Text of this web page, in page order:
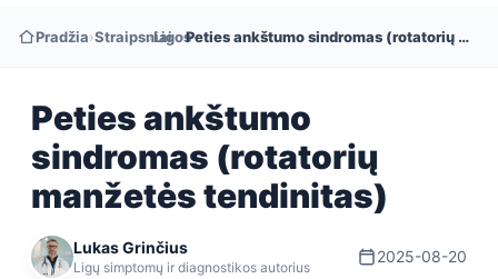
Pradžia›Straipsniai
›Ligos
› Peties ankštumo sindromas (rotatorių manžetės tendinitas)
Peties ankštumo
sindromas (rotatorių
manžetės tendinitas)
Lukas Grinčius
Ligų simptomų ir diagnostikos autorius
2025-08-20